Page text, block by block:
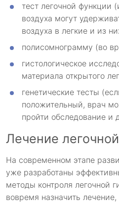
тест легочной функции
воздуха могут
воздуха в легкие и из
полисомнограмму (во
гистологическое
материала открытого
генетические тесты
положительный, врач
пройти обследование и
Лечение
На современном этапе
уже разработаны
методы контроля легочной
вовремя назначить